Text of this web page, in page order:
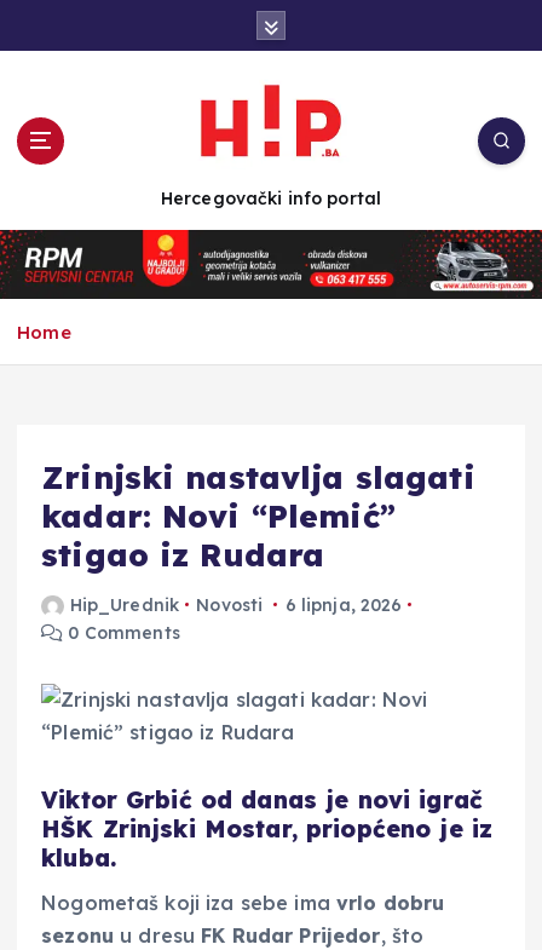
n
t
e
Hercegovački info portal
Home
Zrinjski nastavlja slagati
kadar: Novi “Plemić”
stigao iz Rudara
Hip_Urednik Novosti
6 lipnja, 2026
0 Comments
Viktor Grbić od danas je novi igrač
HŠK Zrinjski Mostar, priopćeno je iz
kluba.
Nogometaš koji iza sebe imavrlo dobru
sezonu u dresu FK Rudar Prijedor, što